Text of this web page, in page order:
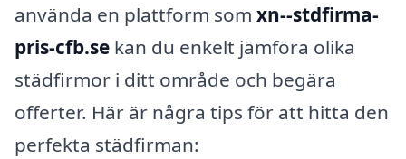
använda en plattform som xn--stdfirma-
pris-cfb.se kan du enkelt jämföra olika
städfirmor i ditt område och begära
offerter. Här är några tips för att hitta den
perfekta städfirman: